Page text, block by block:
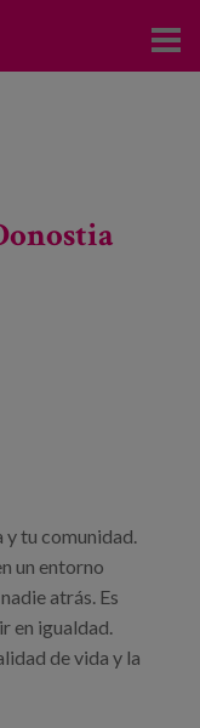
tu comunidad.
un entorno
atrás. Es
en igualdad.
de vida y la